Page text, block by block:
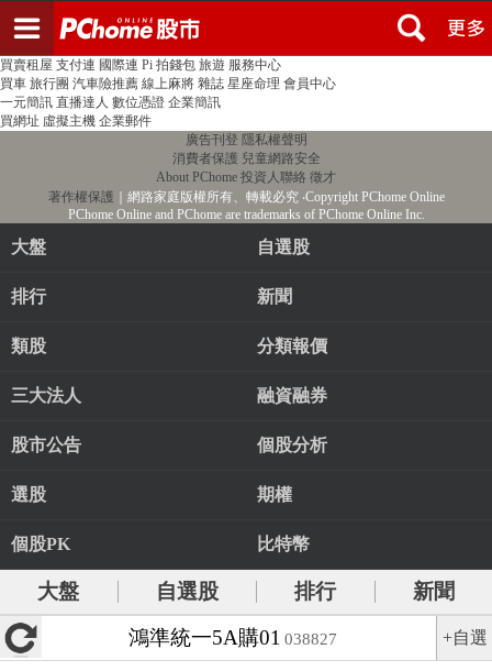
PChome首頁 線上購物 24h購物 書店
買賣租屋 支付連 國際連 Pi 拍錢包 旅遊 服務中心
買車 旅行團 汽車險推薦 線上麻將 雜誌 星座命理 會員中心
一元簡訊 直播達人 數位憑證 企業簡訊
買網址 虛擬主機 企業郵件
廣告刊登 隱私權聲明
消費者保護 兒童網路安全
About PChome 投資人聯絡 徵才
著作權保護 ｜網路家庭版權所有、轉載必究‧Copyright PChome Online
PChome Online and PChome are trademarks of PChome Online Inc.
大盤 自選股
排行 新聞
類股 分類報價
三大法人 融資融券
股市公告 個股分析
選股 期權
個股PK 比特幣
大盤 自選股 排行
新聞
鴻準統一5A購01 038827 +自選